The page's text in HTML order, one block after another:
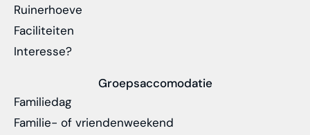
Ruinerhoeve
Faciliteiten
Interesse?
Groepsaccomodatie
Familiedag
Familie- of vriendenweekend